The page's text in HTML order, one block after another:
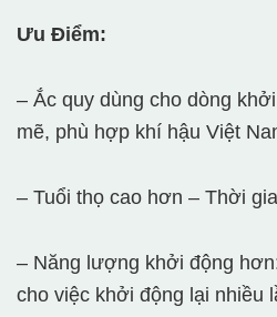
Ưu Điểm:
– Ắc quy dùng cho dòng
mẽ, phù hợp khí hậu Việt
– Tuổi thọ cao hơn – Thời
– Năng lượng khởi động
cho việc khởi động lại nhiều